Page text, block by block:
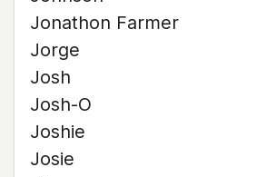
Jonathon Farmer
Jorge
Josh
Josh-O
Joshie
Josie